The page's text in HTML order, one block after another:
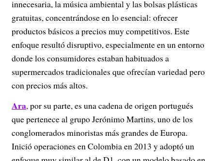
innecesaria, la música ambiental y las bolsas plásticas
gratuitas, concentrándose en lo esencial: ofrecer
productos básicos a precios muy competitivos. Este
enfoque resultó disruptivo, especialmente en un entorno
donde los consumidores estaban habituados a
supermercados tradicionales que ofrecían variedad pero
con precios más altos.
Ara, por su parte, es una cadena de origen portugués
que pertenece al grupo Jerónimo Martins, uno de los
conglomerados minoristas más grandes de Europa.
Inició operaciones en Colombia en 2013 y adoptó un